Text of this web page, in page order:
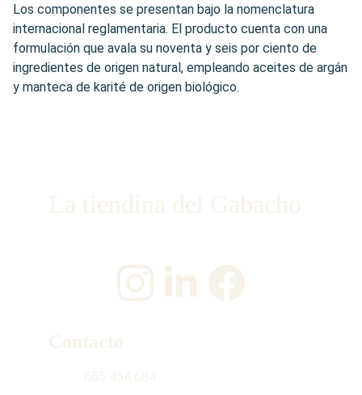
Los componentes se presentan bajo la nomenclatura
internacional reglamentaria. El producto cuenta con una
formulación que avala su noventa y seis por ciento de
ingredientes de origen natural, empleando aceites de argán
y manteca de karité de origen biológico.